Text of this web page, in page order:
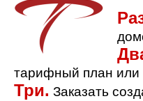
тарифный план или
Три. Заказать